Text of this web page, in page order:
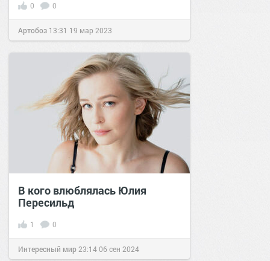
0 0
Артобоз 13:31 19 мар 2023
В кого влюблялась Юлия
Пересильд
1 0
Интересный мир 23:1406 сен 2024